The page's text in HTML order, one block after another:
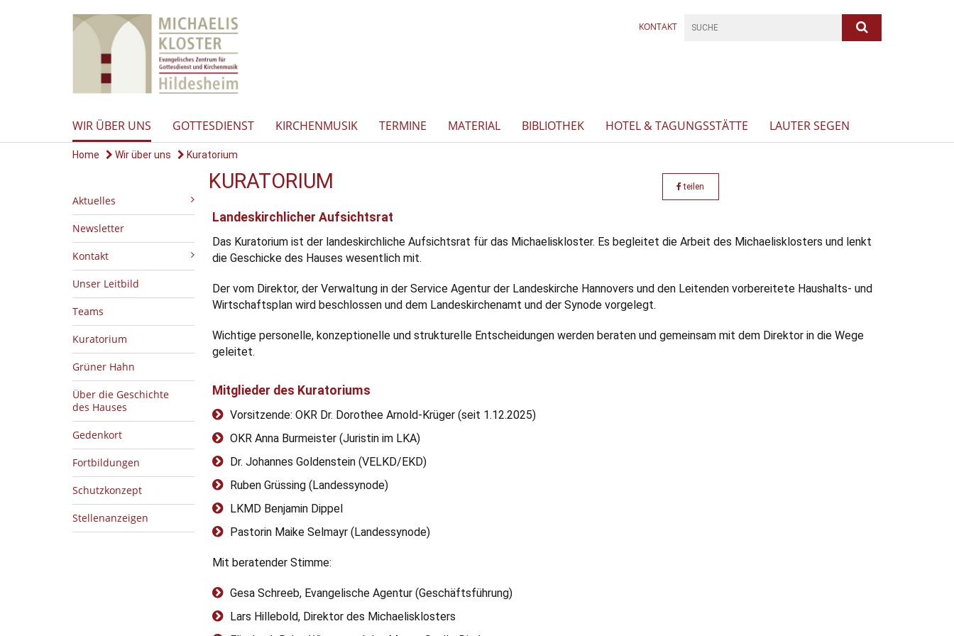
KONTAKT
WIR ÜBER UNS GOTTESDIENST KIRCHENMUSIK TERMINE MATERIAL BIBLIOTHEK HOTEL & TAGUNGSSTÄTTE LAUTER SEGEN
Home Wir über uns Kuratorium
Aktuelles
Newsletter
Kontakt
Unser Leitbild
Teams
Kuratorium
Grüner Hahn
Über die Geschichte
des Hauses
Gedenkort
Fortbildungen
Schutzkonzept
Stellenanzeigen
KURATORIUM teilen
Landeskirchlicher Aufsichtsrat
Das Kuratorium ist der landeskirchliche Aufsichtsrat für das Michaeliskloster. Es begleitet die Arbeit des Michaelisklosters und lenkt
die Geschicke des Hauses wesentlich mit.
Der vom Direktor, der Verwaltung in der Service Agentur der Landeskirche Hannovers und den Leitenden vorbereitete Haushalts- und
Wirtschaftsplan wird beschlossen und dem Landeskirchenamt und der Synode vorgelegt.
Wichtige personelle, konzeptionelle und strukturelle Entscheidungen werden beraten und gemeinsam mit dem Direktor in die Wege
geleitet.
Mitglieder des Kuratoriums
Vorsitzende: OKR Dr. Dorothee Arnold-Krüger (seit 1.12.2025)
OKR Anna Burmeister (Juristin im LKA)
Dr. Johannes Goldenstein (VELKD/EKD)
Ruben Grüssing (Landessynode)
LKMD Benjamin Dippel
Pastorin Maike Selmayr (Landessynode)
Mit beratender Stimme:
Gesa Schreeb, Evangelische Agentur (Geschäftsführung)
Lars Hillebold, Direktor des Michaelisklosters